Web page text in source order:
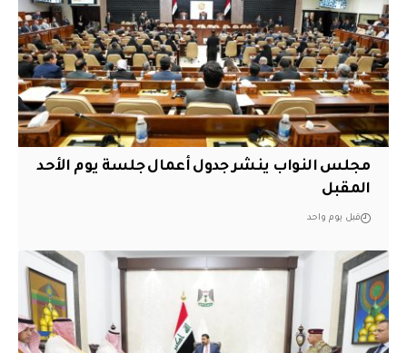
مجلس النواب ينشر جدول أعمال جلسة يوم الأحد
المقبل
قبل يوم واحد